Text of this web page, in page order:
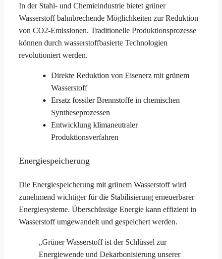
In der Stahl- und Chemieindustrie bietet grüner
Wasserstoff bahnbrechende Möglichkeiten zur Reduktion
von CO2-Emissionen. Traditionelle Produktionsprozesse
können durch wasserstoffbasierte Technologien
revolutioniert werden.
Direkte Reduktion von Eisenerz mit grünem
Wasserstoff
Ersatz fossiler Brennstoffe in chemischen
Syntheseprozessen
Entwicklung klimaneutraler
Produktionsverfahren
Energiespeicherung
Die Energiespeicherung mit grünem Wasserstoff wird
zunehmend wichtiger für die Stabilisierung erneuerbarer
Energiesysteme. Überschüssige Energie kann effizient in
Wasserstoff umgewandelt und gespeichert werden.
„Grüner Wasserstoff ist der Schlüssel zur
Energiewende und Dekarbonisierung unserer